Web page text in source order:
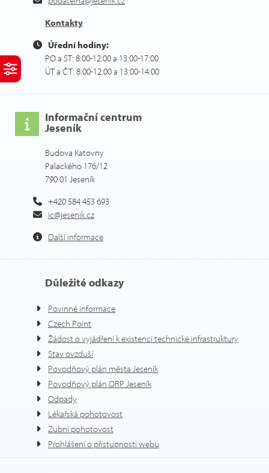
Kontakty
Úřední hodiny:
PO a ST: 8:00-12:00 a 13:00-17:00
ÚT a ČT: 8:00-12:00 a 13:00-14:00
Informační centrum
Jeseník
Budova Katovny
Palackého 176/12
790 01 Jeseník
+420 584 453 693
ic@jesenik.cz
Další informace
Důležité odkazy
Povinné informace
Czech Point
Žádost o vyjádření k existenci technické infrastruktury
Stav ovzduší
Povodňový plán města Jeseník
Povodňový plán ORP Jeseník
Odpady
Lékařská pohotovost
Zubní pohotovost
Prohlášení o přístupnosti webu